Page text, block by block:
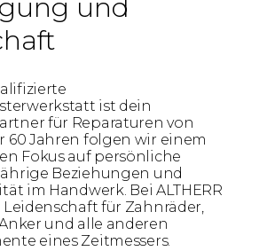
und
ist dein
für Reparaturen von
60 Jahren folgen wir einem
Fokus auf persönliche
Beziehungen und
im Handwerk. Bei ALTHERR
für Zahnräder,
und alle anderen
eines Zeitmessers.